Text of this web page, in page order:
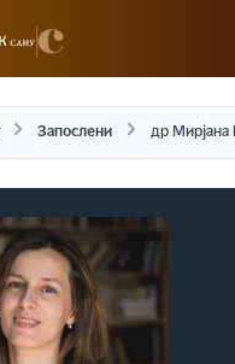
Запослени др Мирјана